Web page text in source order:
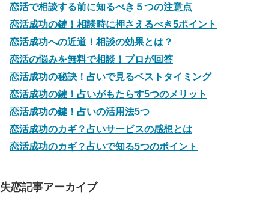
恋活で相談する前に知るべき５つの注意点
恋活成功の鍵！相談時に押さえるべき5ポイント
恋活成功への近道！相談の効果とは？
恋活の悩みを無料で相談！プロが回答
恋活成功の秘訣！占いで見るベストタイミング
恋活成功の鍵！占いがもたらす5つのメリット
恋活成功の鍵！占いの活用法5つ
恋活成功のカギ？占いサービスの感想とは
恋活成功のカギ？占いで知る5つのポイント
失恋記事アーカイブ